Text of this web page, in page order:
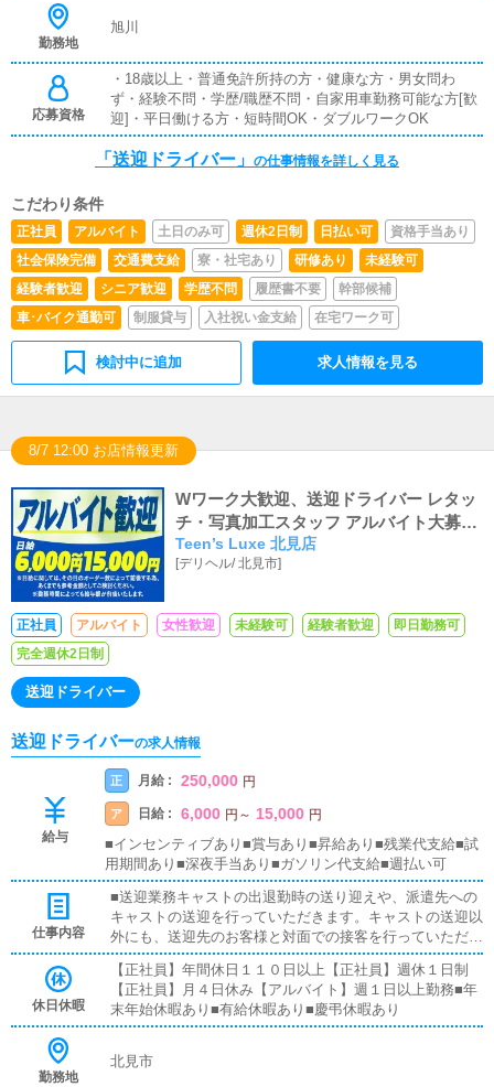
勤務地
旭川
応募資格
・18歳以上・普通免許所持の方・健康な方・男女問わ
ず・経験不問・学歴/職歴不問・自家用車勤務可能な方[歓
迎]・平日働ける方・短時間OK・ダブルワークOK
「送迎ドライバー」 の仕事情報を詳しく見る
こだわり条件
正社員 アルバイト 土日のみ可 週休2日制 日払い可
資格手当あり
社会保険完備
交通費支給 寮・社宅あり 研修あり
未経験可
経験者歓迎
シニア歓迎 学歴不問 履歴書不要
幹部候補
車･バイク通勤可
制服貸与 入社祝い金支給 在宅ワーク可
検討中に追加 求人情報を見る
8/7 12:00 お店情報更新
Wワーク大歓迎、送迎ドライバー レタッ
チ・写真加工スタッフ アルバイト大募
集！
Teen’s Luxe 北見店
[デリヘル/北見市]
正社員 アルバイト 女性歓迎 未経験可 経験者歓迎
即日勤務可
完全週休2日制
送迎ドライバー
送迎ドライバーの求人情報
給与
正 月給 : 250,000 円
ア 日給 : 6,000 円 ～ 15,000 円
■インセンティブあり■賞与あり■昇給あり■残業代支給■試
用期間あり■深夜手当あり■ガソリン代支給■週払い可
仕事内容
■送迎業務キャストの出退勤時の送り迎えや、派遣先への
キャストの送迎を行っていただきます。キャストの送迎以
外にも、送迎先のお客様と対面での接客を行っていただき
ます。お客様のご案内時に、システムの説明や料金の受け
取り等、対面での簡単な接客になります。最初は先輩ドラ
イバーと同乗して行動し、業務の流れを覚えていただきま
すので、未経験の方でも安心して働けます。ガソリン代・
事務所や待機室の清掃を行っていただきます。キャストの
休日休暇
【正社員】年間休日１１０日以上【正社員】週休１日制
【正社員】月４日休み【アルバイト】週１日以上勤務■年
末年始休暇あり■有給休暇あり■慶弔休暇あり
勤務地
北見市